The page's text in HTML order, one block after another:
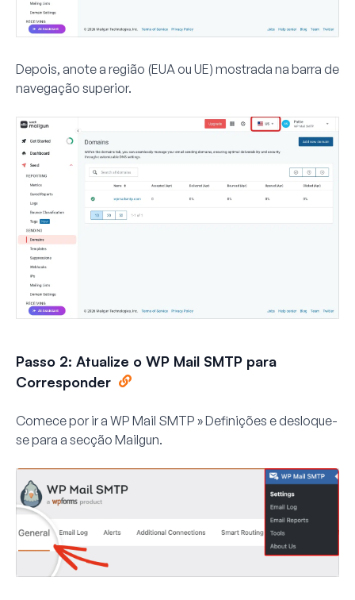
Depois, anote a região (EUA ou UE) mostrada na barra de
navegação superior.
Passo 2: Atualize o WP Mail SMTP para
Corresponder
Comece por ir a WP Mail SMTP » Definições e desloque-
se para a secção Mailgun.